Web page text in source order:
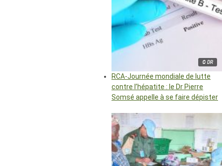
© DR
RCA-Journée mondiale de lutte
contre l’hépatite : le Dr Pierre
Somsé appelle à se faire dépister